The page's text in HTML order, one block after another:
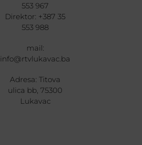
553 967
Direktor: +387 35
553 988
mail:
info@rtvlukavac.ba
Adresa: Titova
ulica bb, 75300
Lukavac